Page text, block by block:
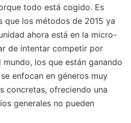
todo está cogido. Es
que los métodos de 2015 ya
ahora está en la micro-
de intentar competir por
los que están ganando
enfocan en géneros muy
concretas, ofreciendo una
generales no pueden